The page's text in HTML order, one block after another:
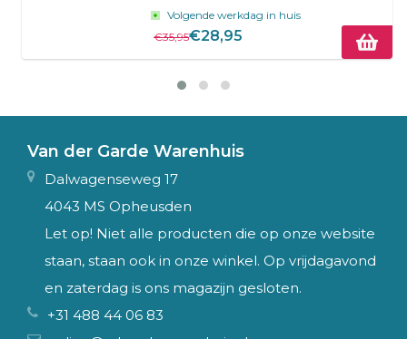
Volgende werkdag in huis
€35,95€28,95
Van der Garde Warenhuis
Dalwagenseweg 17
4043 MS Opheusden
Let op! Niet alle producten die op onze website
staan, staan ook in onze winkel. Op vrijdagavond
en zaterdag is ons magazijn gesloten.
+31 488 44 06 83